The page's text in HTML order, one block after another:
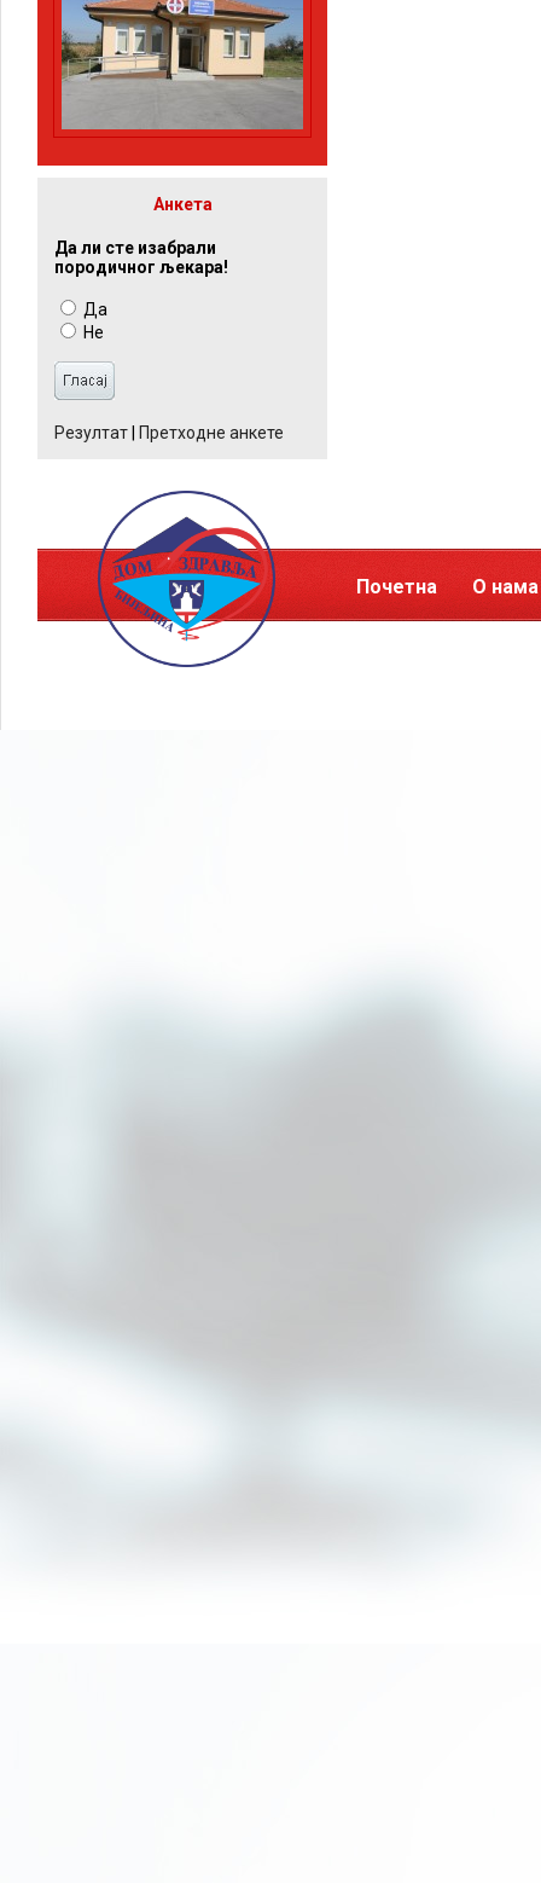
Анкета
Да ли сте изабрали
породичног љекара!
Да
Не
Резултат Претходне анкете
Почетна О нама